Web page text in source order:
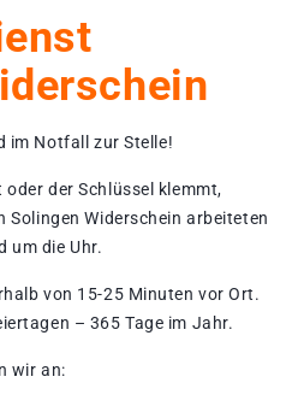
im Notfall zur Stelle!
oder der Schlüssel klemmt,
Solingen Widerschein arbeiteten
um die Uhr.
von 15-25 Minuten vor Ort.
– 365 Tage im Jahr.
wir an: